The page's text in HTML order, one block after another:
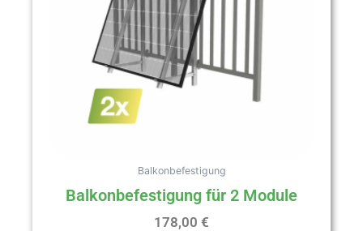
Balkonbefestigung
Balkonbefestigung für 2 Module
178,00 €